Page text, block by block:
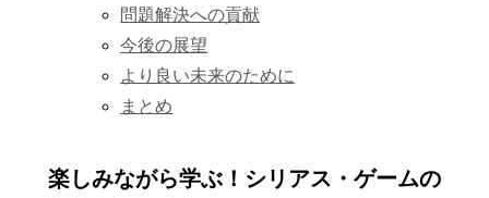
問題解決への貢献
今後の展望
より良い未来のために
まとめ
楽しみながら学ぶ！シリアス・ゲームの